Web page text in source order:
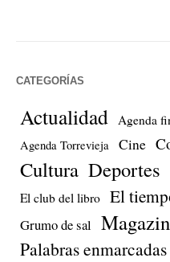
CATEGORÍAS
Actualidad Agenda
Agenda Torrevieja Cine
Cultura Deportes
El club del libro El
Grumo de sal
Palabras enmarcadas